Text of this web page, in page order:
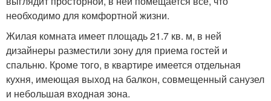
необходимо для комфортной жизни.
Жилая комната имеет площадь 21.7 кв. м, в ней
дизайнеры разместили зону для приема гостей и
спальню. Кроме того, в квартире имеется отдельная
кухня, имеющая выход на балкон, совмещенный санузел
и небольшая входная зона.